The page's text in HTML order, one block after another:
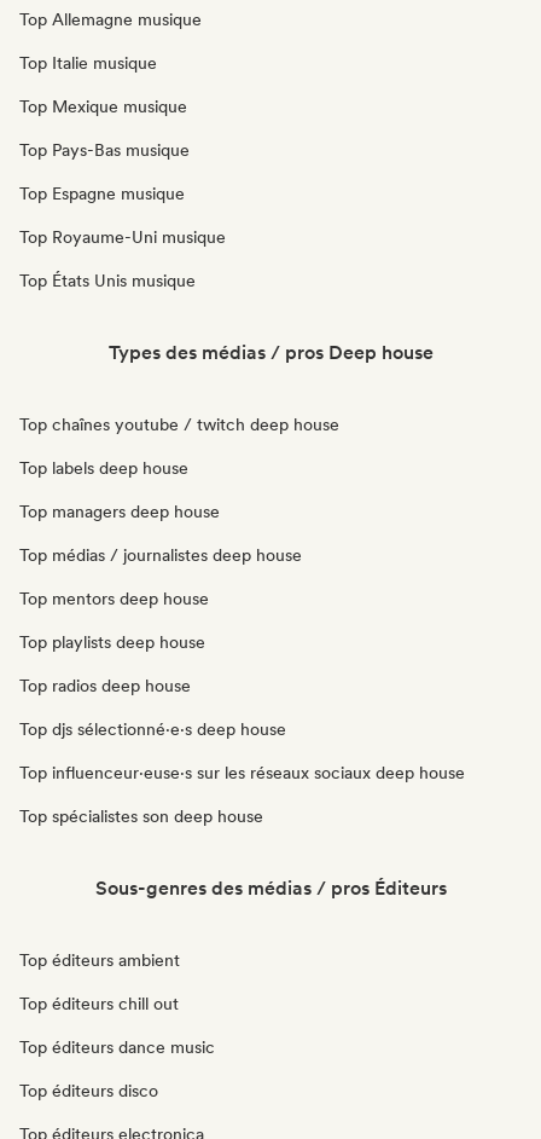
Top Allemagne musique
Top Italie musique
Top Mexique musique
Top Pays-Bas musique
Top Espagne musique
Top Royaume-Uni musique
Top États Unis musique
Types des médias / pros Deep house
Top chaînes youtube / twitch deep house
Top labels deep house
Top managers deep house
Top médias / journalistes deep house
Top mentors deep house
Top playlists deep house
Top radios deep house
Top djs sélectionné·e·s deep house
Top influenceur·euse·s sur les réseaux sociaux deep house
Top spécialistes son deep house
Sous-genres des médias / pros Éditeurs
Top éditeurs ambient
Top éditeurs chill out
Top éditeurs dance music
Top éditeurs disco
Top éditeurs electronica